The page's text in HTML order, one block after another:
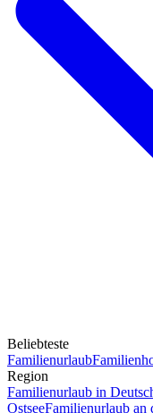
Beliebteste
Familienurlaub
Region
Familienurlaub in
OstseeFamilienurlaub an